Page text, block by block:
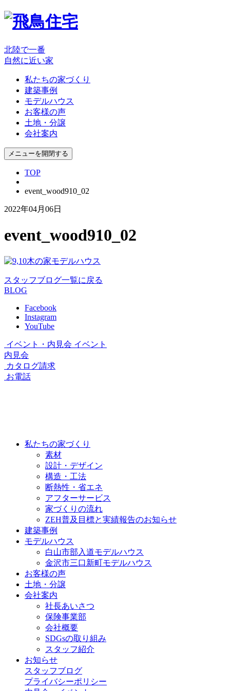
北陸で一番
自然に近い家
私たちの家づくり
建築事例
モデルハウス
お客様の声
土地・分譲
会社案内
メニューを開閉する
TOP
event_wood910_02
2022年04月06日
event_wood910_02
スタッフブログ一覧に戻る
BLOG
Facebook
Instagram
YouTube
イベント・内見会 イベント
内見会
カタログ請求
お電話
私たちの家づくり
素材
設計・デザイン
構造・工法
断熱性・省エネ
アフターサービス
家づくりの流れ
ZEH普及目標と実績報告のお知らせ
建築事例
モデルハウス
白山市部入道モデルハウス
金沢市三口新町モデルハウス
お客様の声
土地・分譲
会社案内
社長あいさつ
保険事業部
会社概要
SDGsの取り組み
スタッフ紹介
お知らせ
スタッフブログ
プライバシーポリシー